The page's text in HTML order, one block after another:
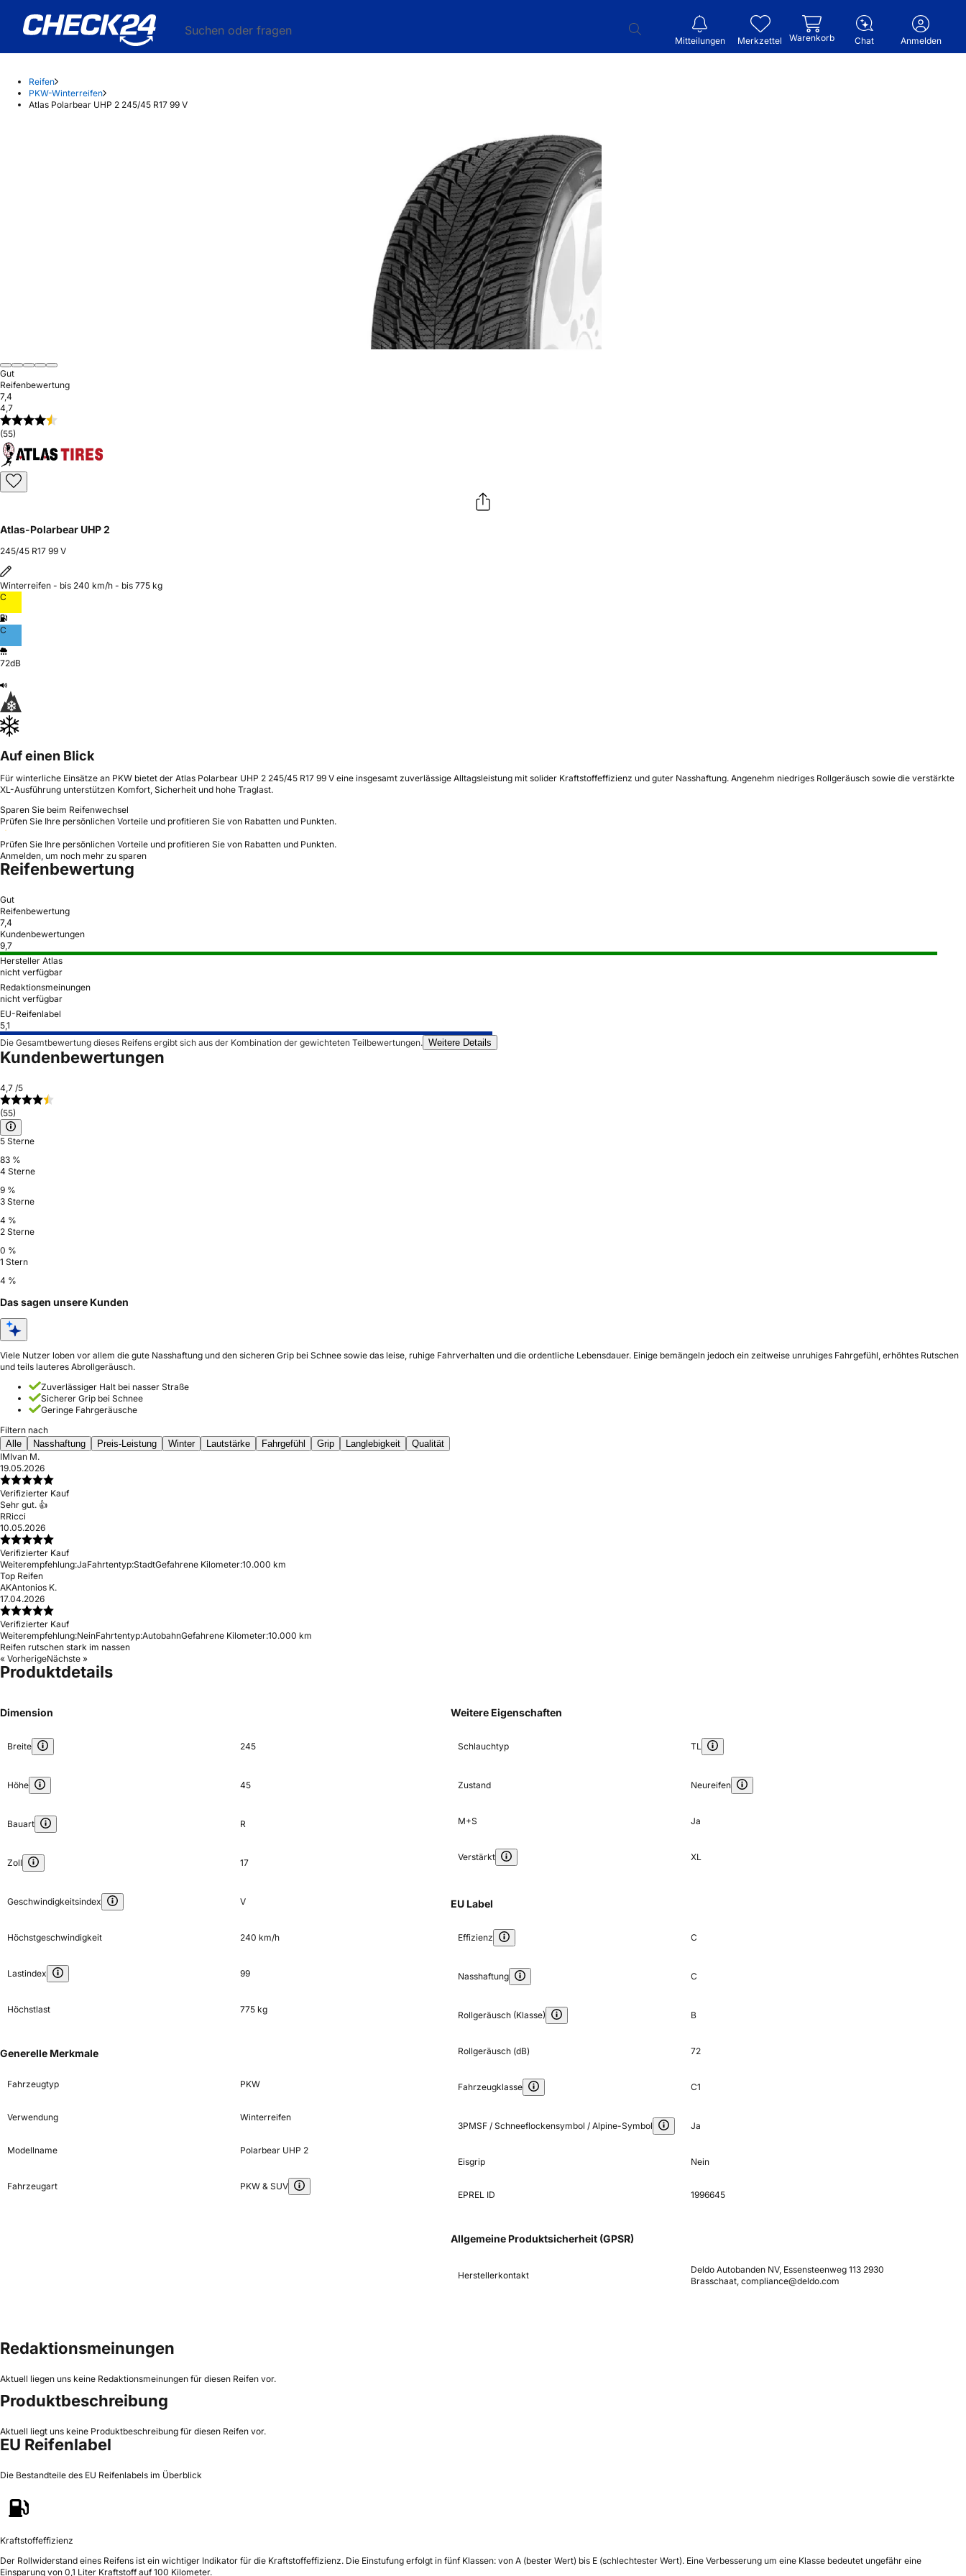
Suchen oder fragen
Mitteilungen Merkzettel Warenkorb Chat Anmelden
Reifen
PKW-Winterreifen
Atlas Polarbear UHP 2 245/45 R17 99 V
Gut
Reifenbewertung
7,4
4,7
(55)
Atlas-Polarbear UHP 2
245/45 R17 99 V
Winterreifen - bis 240 km/h - bis 775 kg
C
C
72dB
Auf einen Blick
Für winterliche Einsätze an PKW bietet der Atlas Polarbear UHP 2 245/45 R17 99 V eine insgesamt zuverlässige Alltagsleistung mit solider Kraftstoffeffizienz und guter Nasshaftung. Angenehm niedriges Rollgeräusch sowie die verstärkte
XL-Ausführung unterstützen Komfort, Sicherheit und hohe Traglast.
Sparen Sie beim Reifenwechsel
Prüfen Sie Ihre persönlichen Vorteile und profitieren Sie von Rabatten und Punkten.
Prüfen Sie Ihre persönlichen Vorteile und profitieren Sie von Rabatten und Punkten.
Anmelden, um noch mehr zu sparen
Reifenbewertung
Gut
Reifenbewertung
7,4
Kundenbewertungen
9,7
Hersteller Atlas
nicht verfügbar
Redaktionsmeinungen
nicht verfügbar
EU-Reifenlabel
5,1
Die Gesamtbewertung dieses Reifens ergibt sich aus der Kombination der gewichteten Teilbewertungen. Weitere Details
Kundenbewertungen
4,7 /5
(55)
5 Sterne
83 %
4 Sterne
9 %
3 Sterne
4 %
2 Sterne
0 %
1 Stern
4 %
Das sagen unsere Kunden
Viele Nutzer loben vor allem die gute Nasshaftung und den sicheren Grip bei Schnee sowie das leise, ruhige Fahrverhalten und die ordentliche Lebensdauer. Einige bemängeln jedoch ein zeitweise unruhiges Fahrgefühl, erhöhtes Rutschen
und teils lauteres Abrollgeräusch.
Zuverlässiger Halt bei nasser Straße
Sicherer Grip bei Schnee
Geringe Fahrgeräusche
Filtern nach
Alle
Nasshaftung Preis-Leistung Winter Lautstärke Fahrgefühl Grip Langlebigkeit
Qualität
IMIvan M.
19.05.2026
Verifizierter Kauf
Sehr gut. 👍
RRicci
10.05.2026
Verifizierter Kauf
Weiterempfehlung:JaFahrtentyp:StadtGefahrene Kilometer:10.000 km
Top Reifen
AKAntonios K.
17.04.2026
Verifizierter Kauf
Weiterempfehlung:NeinFahrtentyp:AutobahnGefahrene Kilometer:10.000 km
Reifen rutschen stark im nassen
« VorherigeNächste »
Produktdetails
Dimension
Breite 245
Höhe 45
Bauart R
Zoll 17
Geschwindigkeitsindex V
Höchstgeschwindigkeit 240 km/h
Lastindex 99
Höchstlast 775 kg
Generelle Merkmale
Fahrzeugtyp PKW
Verwendung Winterreifen
Modellname Polarbear UHP 2
Fahrzeugart PKW & SUV
Weitere Eigenschaften
Schlauchtyp TL
Zustand Neureifen
M+S Ja
Verstärkt XL
EU Label
Effizienz C
Nasshaftung C
Rollgeräusch (Klasse) B
Rollgeräusch (dB) 72
Fahrzeugklasse C1
3PMSF / Schneeflockensymbol / Alpine-Symbol Ja
Eisgrip Nein
EPREL ID 1996645
Allgemeine Produktsicherheit (GPSR)
Herstellerkontakt
Deldo Autobanden NV, Essensteenweg 113 2930
Brasschaat, compliance@deldo.com
Redaktionsmeinungen
Aktuell liegen uns keine Redaktionsmeinungen für diesen Reifen vor.
Produktbeschreibung
Aktuell liegt uns keine Produktbeschreibung für diesen Reifen vor.
EU Reifenlabel
Die Bestandteile des EU Reifenlabels im Überblick
Kraftstoffeffizienz
Der Rollwiderstand eines Reifens ist ein wichtiger Indikator für die Kraftstoffeffizienz. Die Einstufung erfolgt in fünf Klassen: von A (bester Wert) bis E (schlechtester Wert). Eine Verbesserung um eine Klasse bedeutet ungefähr eine
Einsparung von 0,1 Liter Kraftstoff auf 100 Kilometer.